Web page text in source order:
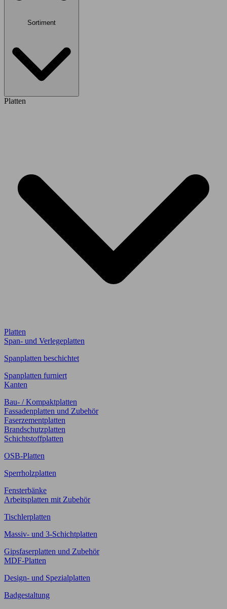
Sortiment
Platten
Platten
Span- und Verlegeplatten
Spanplatten beschichtet
Spanplatten furniert
Kanten
Bau- / Kompaktplatten
Fassadenplatten und Zubehör
Faserzementplatten
Brandschutzplatten
Schichtstoffplatten
OSB-Platten
Sperrholzplatten
Fensterbänke
Arbeitsplatten mit Zubehör
Tischlerplatten
Massiv- und 3-Schichtplatten
Gipsfaserplatten und Zubehör
MDF-Platten
Design- und Spezialplatten
Badgestaltung